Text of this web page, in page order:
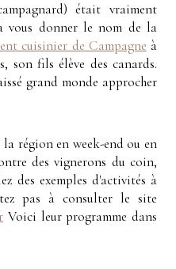
était vraiment
vous donner le nom de la
cuisinier de Campagne à
son fils élève des canards.
grand monde approcher
la région en week-end ou en
des vignerons du coin,
des exemples d'activités à
pas à consulter le site
Voici leur programme dans